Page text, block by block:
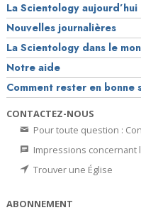
La Scientology aujourd’hui
Nouvelles journalières
La Scientology dans le
Notre aide
Comment rester en bonne
CONTACTEZ-NOUS
Pour toute question :
Impressions concernant
Trouver une Église
ABONNEMENT